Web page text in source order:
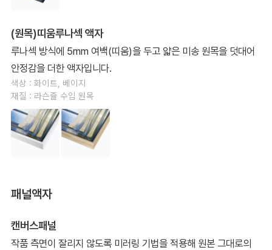
(원목)띠움루나섹 액자
루나섹 방식에 5mm 여백(띠움)을 두고 얇은 미송 원목을 덧대어
안정감을 더한 액자입니다.
색상 : 화이트, 베이지
재질 : 라슨쥴 수입 원목
패널액자
캔버스패널
작품 측면이 잘리지 않도록 미러링 기법을 적용해 원본 그대로의